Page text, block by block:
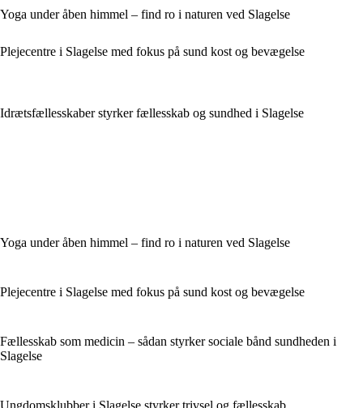
Yoga under åben himmel – find ro i naturen ved Slagelse
Plejecentre i Slagelse med fokus på sund kost og bevægelse
Idrætsfællesskaber styrker fællesskab og sundhed i Slagelse
Yoga under åben himmel – find ro i naturen ved Slagelse
Plejecentre i Slagelse med fokus på sund kost og bevægelse
Fællesskab som medicin – sådan styrker sociale bånd sundheden i
Slagelse
Ungdomsklubber i Slagelse styrker trivsel og fællesskab